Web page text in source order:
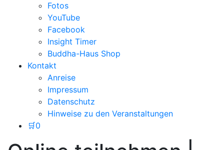
Fotos
YouTube
Facebook
Insight Timer
Buddha-Haus Shop
Kontakt
Anreise
Impressum
Datenschutz
Hinweise zu den Veranstaltungen
🛒0